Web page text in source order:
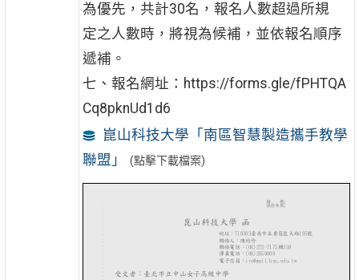
為優先，共計30名，報名人數超過所規
定之人數時，將視為候補，並依報名順序
遞補。
七、報名網址：https://forms.gle/fPHTQA
Cq8pknUd1d6
崑山科技大學「南區智慧製造攜手教學
聯盟」
(點擊下載檔案)